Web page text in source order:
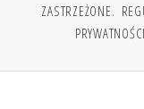
ZASTRZEŻONE.
PRYWATNOŚCI